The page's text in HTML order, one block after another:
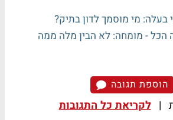
בעלה: מי מוסמך לדון בתיק?
הכל - מומחה: לא הבין מלה ממה
הוספת תגובה
| לקריאת כל התגובות